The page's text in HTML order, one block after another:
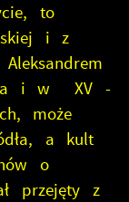
to
i z
i w XV -
może
a kult
o
przejęty z